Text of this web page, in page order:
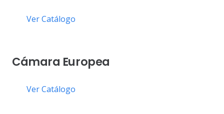
Ver Catálogo
Cámara Europea
Ver Catálogo